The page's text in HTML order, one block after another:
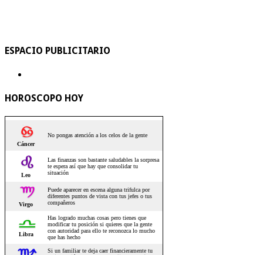
ESPACIO PUBLICITARIO
HOROSCOPO HOY